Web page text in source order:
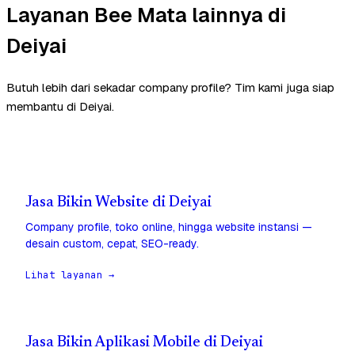
Layanan Bee Mata lainnya di
Deiyai
Butuh lebih dari sekadar company profile? Tim kami juga siap
membantu di Deiyai.
Jasa Bikin Website di Deiyai
Company profile, toko online, hingga website instansi —
desain custom, cepat, SEO-ready.
Lihat layanan →
Jasa Bikin Aplikasi Mobile di Deiyai